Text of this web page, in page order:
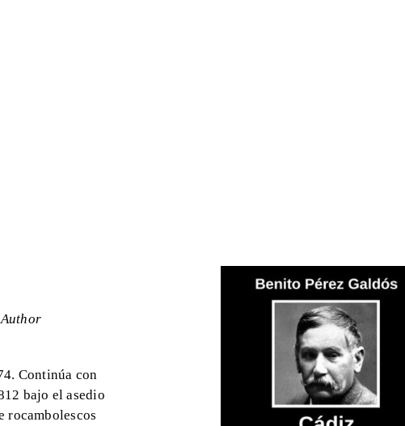
Author
Continúa con
bajo el asedio
rocambolescos